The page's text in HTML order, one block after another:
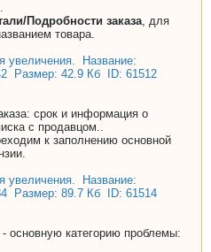
Подробности заказа, для
товара.
срок и информация о
с продавцом..
к заполнению основной
основную категорию проблемы: